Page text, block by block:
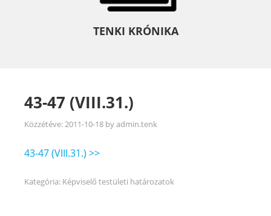
TENKI KRÓNIKA
43-47 (VIII.31.)
Közzétéve:2011-10-18 byadmin.tenk
43-47 (VIII.31.) >>
Kategória: Képviselő testületi határozatok